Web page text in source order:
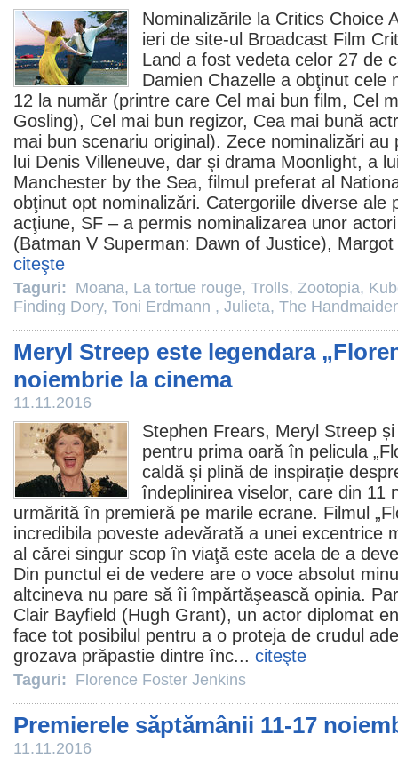
Nominalizările la Critics Choice
ieri de site-ul Broadcast Film
Land a fost vedeta celor 27 de
Damien Chazelle a obţinut cele
12 la număr (printre care Cel mai bun film, Cel
Gosling), Cel mai bun regizor, Cea mai bună
mai bun scenariu original). Zece nominalizări
lui Denis Villeneuve, dar şi drama Moonlight, a
Manchester by the Sea, filmul preferat al
obţinut opt nominalizări. Catergoriile diverse ale
acţiune, SF – a permis nominalizarea unor
(Batman V Superman: Dawn of Justice), Margot
citeşte
Taguri: Moana, La tortue rouge, Trolls, Zootopia,
Finding Dory, Toni Erdmann , Julieta, The
Meryl Streep este legendara
noiembrie la cinema
11.11.2016
Stephen Frears, Meryl Streep
pentru prima oară în pelicula
caldă și plină de inspirație
îndeplinirea viselor, care din 11
urmărită în premieră pe marile ecrane. Filmul
incredibila poveste adevărată a unei excentrice
al cărei singur scop în viaţă este acela de a
Din punctul ei de vedere are o voce absolut
altcineva nu pare să îi împărtăşească opinia.
Clair Bayfield (Hugh Grant), un actor diplomat
face tot posibilul pentru a o proteja de crudul
grozava prăpastie dintre înc... citeşte
Taguri: Florence Foster Jenkins
Premierele săptămânii 11-17
11.11.2016